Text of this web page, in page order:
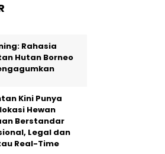
Rahasia
Hutan Borneo
Kini Punya
Hewan
Berstandar
Legal dan
Real-Time